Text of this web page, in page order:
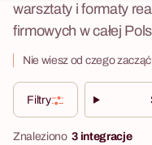
warsztaty i formaty
firmowych w całej
Nie wiesz od czego
Filtry
Znaleziono3 integracje